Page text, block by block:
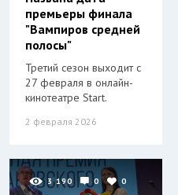
премьеры финала
"Вампиров средней
полосы"
Третий сезон выходит с
27 февраля в онлайн-
кинотеатре Start.
2 февраля 2026
3 190 0 0